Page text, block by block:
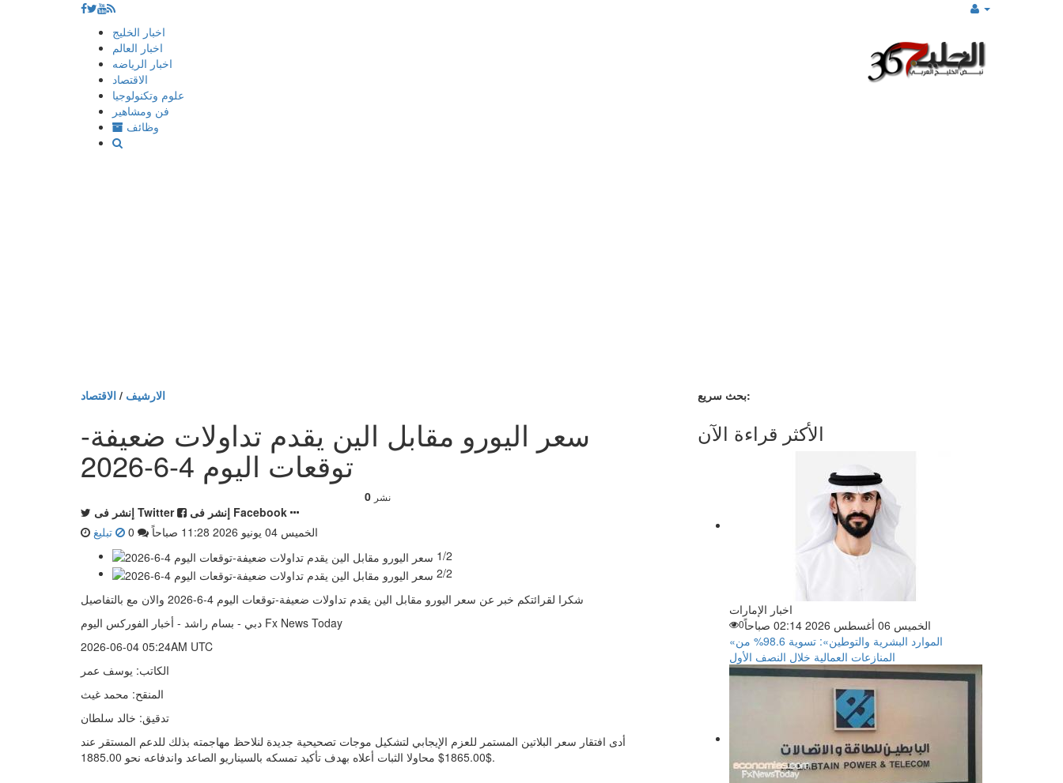
إذهب
المحتوى
اخبار الخليج
اخبار العالم
اخبار الرياضه
الاقتصاد
علوم وتكنولوجيا
فن ومشاهير
وظائف
الارشيف / الاقتصاد
سعر اليورو مقابل الين يقدم تداولات ضعيفة-
توقعات اليوم 4-6-2026
0 نشر
إنشر فى Twitter
إنشر فى Facebook
الخميس 04 يونيو 2026 11:28 صباحاً
تبليغ
1/2
2/2
شكرا لقرائتكم خبر عن سعر اليورو مقابل الين يقدم تداولات ضعيفة-توقعات اليوم 4-6-2026 والان مع بالتفاصيل
دبي - بسام راشد - أخبار الفوركس اليوم Fx News Today
2026-06-04 05:24AM UTC
الكاتب: يوسف عمر
المنقح: محمد غيث
تدقيق: خالد سلطان
أدى افتقار سعر البلاتين المستمر للعزم الإيجابي لتشكيل موجات تصحيحية جديدة لنلاحظ مهاجمته بذلك للدعم المستقر عند
1865.00$ محاولا الثبات أعلاه بهدف تأكيد تمسكه بالسيناريو الصاعد واندفاعه نحو 1885.00$.
بحث سريع:
الأكثر قراءة الآن
اخبار الإمارات
الخميس 06 أغسطس 2026 02:14 صباحاً
0
«الموارد البشرية والتوطين»: تسوية 98.6% من
المنازعات العمالية خلال النصف الأول